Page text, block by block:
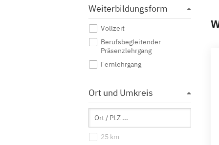
Weiterbildungsform
Vollzeit
Berufsbegleitender
Präsenzlehrgang
Fernlehrgang
Ort und Umkreis
25 km